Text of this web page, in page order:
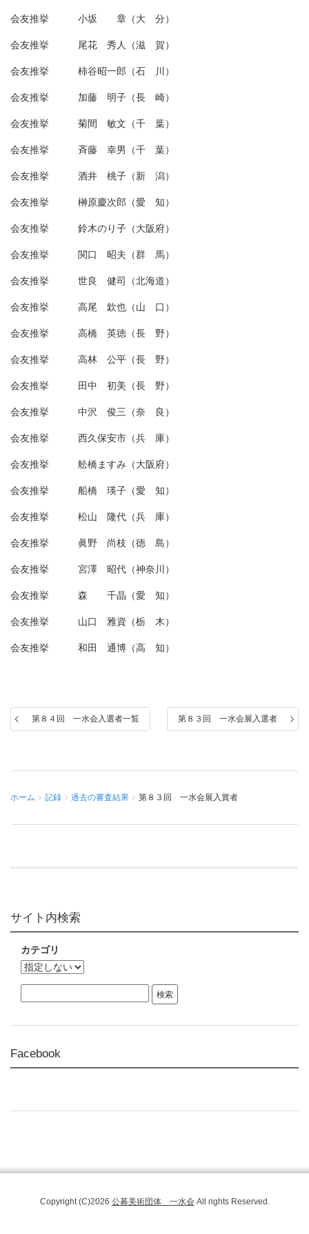
会友推挙 小坂 章（大 分）
会友推挙 尾花 秀人（滋 賀）
会友推挙 柿谷昭一郎（石 川）
会友推挙 加藤 明子（長 崎）
会友推挙 菊間 敏文（千 葉）
会友推挙 斉藤 幸男（千 葉）
会友推挙 酒井 桃子（新 潟）
会友推挙 榊原慶次郎（愛 知）
会友推挙 鈴木のり子（大阪府）
会友推挙 関口 昭夫（群 馬）
会友推挙 世良 健司（北海道）
会友推挙 高尾 欽也（山 口）
会友推挙 高橋 英徳（長 野）
会友推挙 高林 公平（長 野）
会友推挙 田中 初美（長 野）
会友推挙 中沢 俊三（奈 良）
会友推挙 西久保安市（兵 庫）
会友推挙 舩橋ますみ（大阪府）
会友推挙 船橋 瑛子（愛 知）
会友推挙 松山 隆代（兵 庫）
会友推挙 眞野 尚枝（徳 島）
会友推挙 宮澤 昭代（神奈川）
会友推挙 森 千晶（愛 知）
会友推挙 山口 雅資（栃 木）
会友推挙 和田 通博（高 知）
第８３回 一水会展入選者
第８４回 一水会入選者一覧
ホーム 記録 過去の審査結果 第８３回 一水会展入賞者
サイト内検索
カテゴリ
Facebook
Copyright (C)2026 公募美術団体 一水会All rights Reserved.